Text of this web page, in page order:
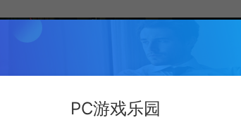
PC游戏乐园